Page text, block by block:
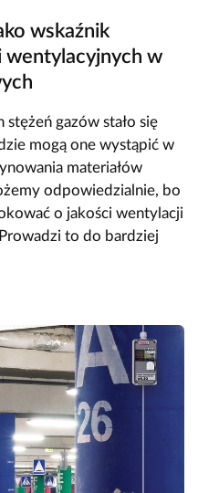
wskaźnik
w
gazów stało się
mogą one wystąpić w
materiałów
odpowiedzialnie, bo
o jakości wentylacji
to do bardziej